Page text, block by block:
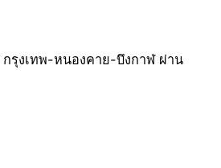
รุงเทพ-หนองคาย-บึงกาฬ ผ่าน